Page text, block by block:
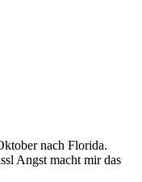
nach Florida.
Angst macht mir das